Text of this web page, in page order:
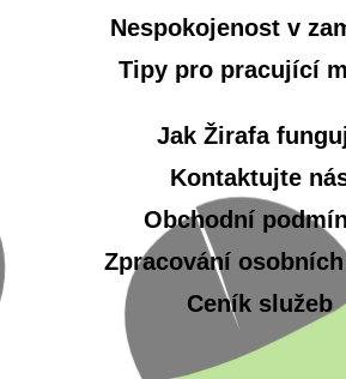
Nespokojenost v
Tipy pro pracující
Jak Žirafa
Kontaktujte
Obchodní
Zpracování
Ceník služeb